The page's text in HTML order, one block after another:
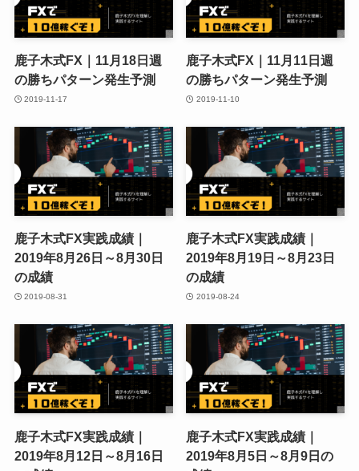
鹿子木式FX｜11月18日週
の勝ちパターン発生予測
2019-11-17
鹿子木式FX｜11月11日週
の勝ちパターン発生予測
2019-11-10
鹿子木式FX実践成績｜
2019年8月26日～8月30日
の成績
2019-08-31
鹿子木式FX実践成績｜
2019年8月19日～8月23日
の成績
2019-08-24
鹿子木式FX実践成績｜
2019年8月12日～8月16日
鹿子木式FX実践成績｜
2019年8月5日～8月9日の